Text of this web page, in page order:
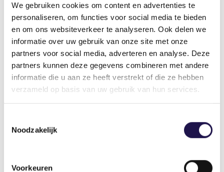
We gebruiken cookies om content en advertenties te
personaliseren, om functies voor social media te bieden
en om ons websiteverkeer te analyseren. Ook delen we
informatie over uw gebruik van onze site met onze
partners voor social media, adverteren en analyse. Deze
partners kunnen deze gegevens combineren met andere
informatie die u aan ze heeft verstrekt of die ze hebben
verzameld op basis van uw gebruik van hun services.
Noodzakelijk
Voorkeuren
Nu schijnt de zon, maar wij werken altijd, door
weer en wind. Ik vind het prachtig werk: ik hou
van geschiedenis, van ontdekken en van werken
met mijn handen. Mijn favoriete periodes zijn de
Romeinse tijd en de Middeleeuwen. Mijn stage
was op de Via Appia in Rome. Alleen al om daar te
mogen staan… Dat was geweldig.”